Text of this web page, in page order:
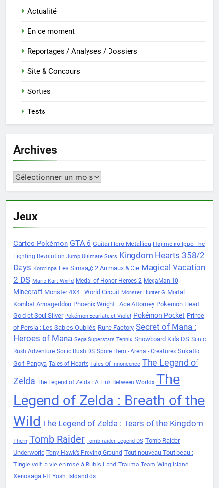
Actualité
En ce moment
Reportages / Analyses / Dossiers
Site & Concours
Sorties
Tests
Archives
Archives
Jeux
Cartes Pokémon GTA 6 Guitar Hero Metallica Hajime no Ippo The
Fighting Revolution Jump Ultimate Stars Kingdom Hearts 358/2
Days Kororinpa Les Simsâ„¢ 2 Animaux & Cie Magical Vacation
2 DS Mario Kart World Medal of Honor Heroes 2 MegaMan 10
Minecraft Monster 4X4 : World Circuit Monster Hunter G Mortal
Kombat Armageddon Phoenix Wright : Ace Attorney Pokemon Heart
Gold et Soul Silver Pokémon Ecarlate et Violet Pokémon Pocket Prince
of Persia : Les Sables Oubliés Rune Factory Secret of Mana :
Heroes of Mana Sega Superstars Tennis Snowboard Kids DS Sonic
Rush Adventure Sonic Rush DS Spore Hero - Arena - Creatures Sukatto
Golf Pangya Tales of Hearts Tales Of Innoncence The Legend of
Zelda The Legend of Zelda : A Link Between Worlds The
Legend of Zelda : Breath of the
Wild The Legend of Zelda : Tears of the Kingdom
Thorn Tomb Raider Tomb raider Legend DS Tomb Raider
Underworld Tony Hawk’s Proving Ground Tout nouveau Tout beau :
Tingle voit la vie en rose à Rubis Land Trauma Team Wing Island
Xenosaga I-II Yoshi Isldand ds